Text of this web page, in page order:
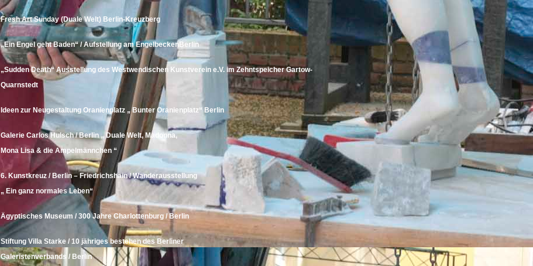
Fresh Art Sunday(Duale Welt) Berlin-Kreuzberg
„Ein Engel geht Baden“ /Aufstellung am Engelbecken Berlin
„Sudden Death“ Ausstellung des Westwendischen Kunstverein e.V. im Zehntspeicher Gartow-
Quarnstedt
Ideen zur Neugestaltung Oranienplatz „ Bunter Oranienplatz“ Berlin
Galerie Carlos Hulsch/ Berlin „ Duale Welt, Madonna,
Mona Lisa & die Ampelmännchen “
6. Kunstkreuz / Berlin – Friedrichshain / Wanderausstellung
„ Ein ganz normales Leben“
Ägyptisches Museum / 300 Jahre Charlottenburg / Berlin
Stiftung Villa Starke / 10 jähriges bestehen des Berliner
Galeristenverbands / Berlin